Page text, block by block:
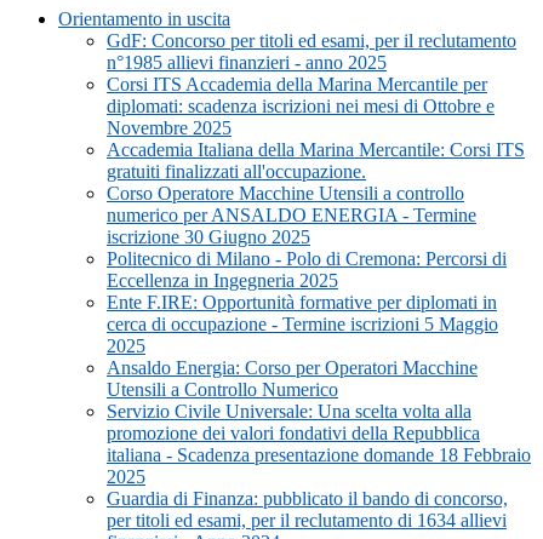
Orientamento in uscita
GdF: Concorso per titoli ed esami, per il reclutamento
n°1985 allievi finanzieri - anno 2025
Corsi ITS Accademia della Marina Mercantile per
diplomati: scadenza iscrizioni nei mesi di Ottobre e
Novembre 2025
Accademia Italiana della Marina Mercantile: Corsi ITS
gratuiti finalizzati all'occupazione.
Corso Operatore Macchine Utensili a controllo
numerico per ANSALDO ENERGIA - Termine
iscrizione 30 Giugno 2025
Politecnico di Milano - Polo di Cremona: Percorsi di
Eccellenza in Ingegneria 2025
Ente F.IRE: Opportunità formative per diplomati in
cerca di occupazione - Termine iscrizioni 5 Maggio
2025
Ansaldo Energia: Corso per Operatori Macchine
Utensili a Controllo Numerico
Servizio Civile Universale: Una scelta volta alla
promozione dei valori fondativi della Repubblica
italiana - Scadenza presentazione domande 18 Febbraio
2025
Guardia di Finanza: pubblicato il bando di concorso,
per titoli ed esami, per il reclutamento di 1634 allievi